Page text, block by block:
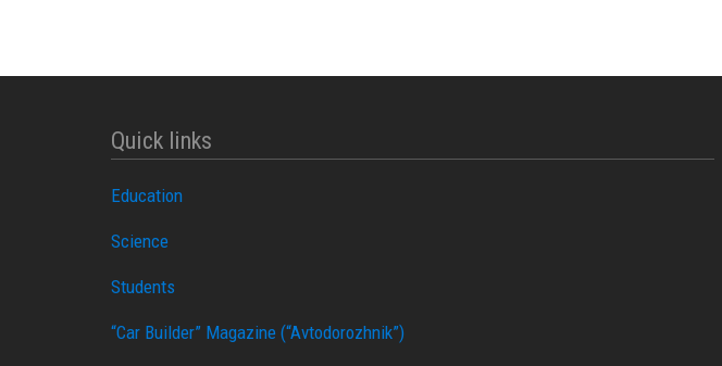
Quick links
Education
Science
Students
“Car Builder” Magazine (“Avtodorozhnik”)